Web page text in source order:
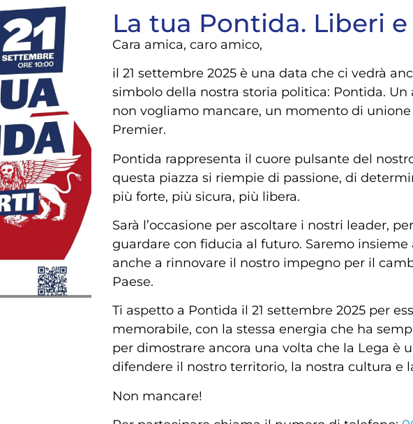
La tua Pontida. Liberi
Cara amica, caro amico,
il 21 settembre 2025 è una data che ci vedrà
simbolo della nostra storia politica: Pontida.
non vogliamo mancare, un momento di
Premier.
Pontida rappresenta il cuore pulsante del
questa piazza si riempie di passione, di
più forte, più sicura, più libera.
Sarà l’occasione per ascoltare i nostri leader,
guardare con fiducia al futuro. Saremo insieme
anche a rinnovare il nostro impegno per il
Paese.
Ti aspetto a Pontida il 21 settembre 2025 per
memorabile, con la stessa energia che ha
per dimostrare ancora una volta che la Lega è
difendere il nostro territorio, la nostra cultura e
Non mancare!